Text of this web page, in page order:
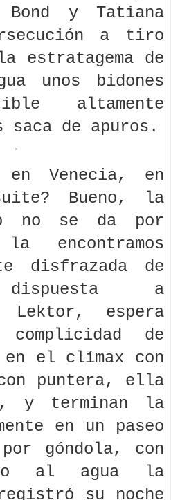
y Tatiana
a tiro
estratagema de
unos bidones
altamente
de apuros.
Venecia, en
Bueno, la
no se da por
encontramos
disfrazada de
a
espera
de
el clímax con
puntera, ella
y terminan la
en un paseo
góndola, con
al agua la
su noche